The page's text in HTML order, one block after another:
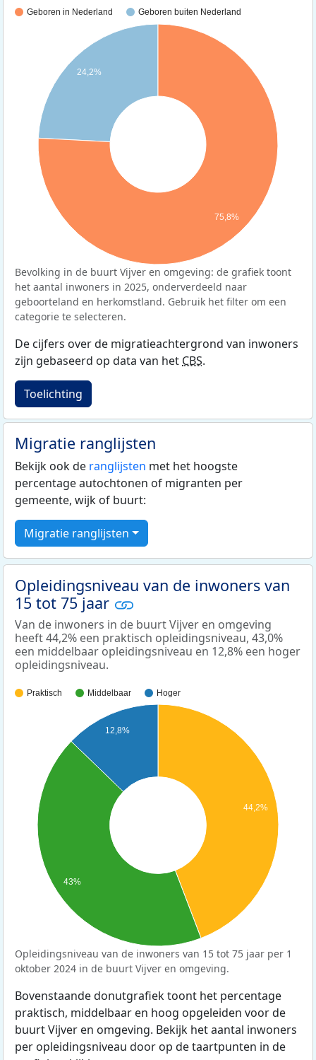
Geboren in Nederland Geboren buiten Nederland
24,2%
75,8%
Bevolking in de buurt Vijver en omgeving: de grafiek toont
het aantal inwoners in 2025, onderverdeeld naar
geboorteland en herkomstland. Gebruik het filter om een
categorie te selecteren.
De cijfers over de migratieachtergrond van inwoners
zijn gebaseerd op data van het CBS.
Toelichting
Migratie ranglijsten
Bekijk ook de ranglijsten met het hoogste
percentage autochtonen of migranten per
gemeente, wijk of buurt:
Migratie ranglijsten
Opleidingsniveau van de inwoners van
15 tot 75 jaar
Van de inwoners in de buurt Vijver en omgeving
heeft 44,2% een praktisch opleidingsniveau, 43,0%
een middelbaar opleidingsniveau en 12,8% een hoger
opleidingsniveau.
Praktisch Middelbaar Hoger
44,2%
12,8%
43%
Opleidingsniveau van de inwoners van 15 tot 75 jaar per 1
oktober 2024 in de buurt Vijver en omgeving.
Bovenstaande donutgrafiek toont het percentage
praktisch, middelbaar en hoog opgeleiden voor de
buurt Vijver en omgeving. Bekijk het aantal inwoners
per opleidingsniveau door op de taartpunten in de